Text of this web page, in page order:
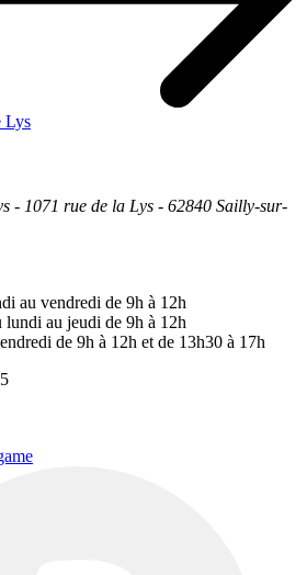
Lys
- 1071 rue de la Lys - 62840 Sailly-sur-
au vendredi de 9h à 12h
au jeudi de 9h à 12h
de 9h à 12h et de 13h30 à 17h